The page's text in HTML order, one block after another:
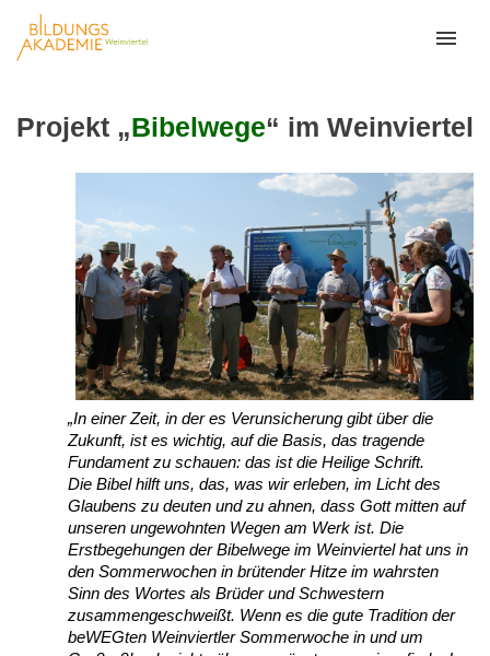
Projekt „Bibelwege“ im Weinviertel
„In einer Zeit, in der es Verunsicherung gibt über die
Zukunft, ist es wichtig, auf die Basis, das tragende
Fundament zu schauen: das ist die Heilige Schrift.
Die Bibel hilft uns, das, was wir erleben, im Licht des
Glaubens zu deuten und zu ahnen, dass Gott mitten auf
unseren ungewohnten Wegen am Werk ist. Die
Erstbegehungen der Bibelwege im Weinviertel hat uns in
den Sommerwochen in brütender Hitze im wahrsten
Sinn des Wortes als Brüder und Schwestern
zusammengeschweißt. Wenn es die gute Tradition der
beWEGten Weinviertler Sommerwoche in und um